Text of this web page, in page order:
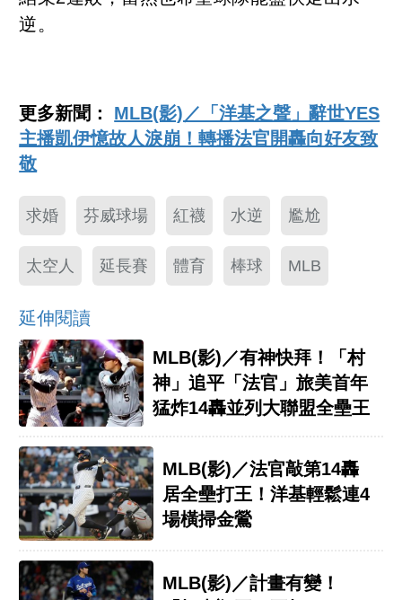
逆。
更多新聞： MLB(影)／「洋基之聲」辭世YES
主播凱伊憶故人淚崩！轉播法官開轟向好友致
敬
求婚 芬威球場 紅襪 水逆 尷尬
太空人 延長賽 體育 棒球 MLB
延伸閱讀
MLB(影)／有神快拜！「村
神」追平「法官」旅美首年
猛炸14轟並列大聯盟全壘王
MLB(影)／法官敲第14轟
居全壘打王！洋基輕鬆連4
場橫掃金鶯
MLB(影)／計畫有變！